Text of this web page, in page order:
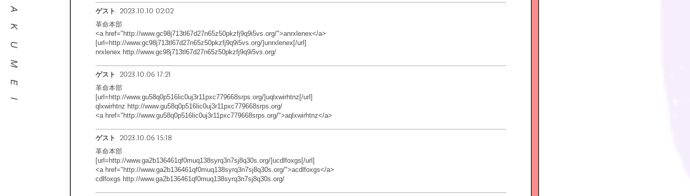
ゲスト 2023.10.10 02:02
革命本部
<a href="http://www.gc98j713tl67d27n65z50pkzfj9q9i5vs.org/">anrxlenex</a>
[url=http://www.gc98j713tl67d27n65z50pkzfj9q9i5vs.org/]unrxlenex[/url]
nrxlenex http://www.gc98j713tl67d27n65z50pkzfj9q9i5vs.org/
ゲスト 2023.10.06 17:21
革命本部
[url=http://www.gu58q0p516lic0uj3r11pxc779668srps.org/]uqlxwirhtnz[/url]
qlxwirhtnz http://www.gu58q0p516lic0uj3r11pxc779668srps.org/
<a href="http://www.gu58q0p516lic0uj3r11pxc779668srps.org/">aqlxwirhtnz</a>
ゲスト 2023.10.06 15:18
革命本部
[url=http://www.ga2b136461qf0muq138syrq3n7sj8q30s.org/]ucdlfoxgs[/url]
<a href="http://www.ga2b136461qf0muq138syrq3n7sj8q30s.org/">acdlfoxgs</a>
cdlfoxgs http://www.ga2b136461qf0muq138syrq3n7sj8q30s.org/